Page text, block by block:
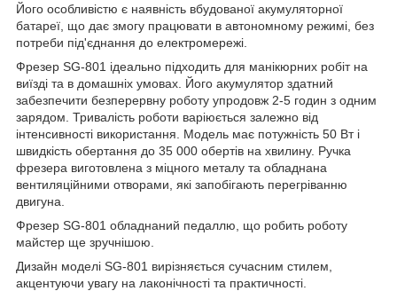
Його особливістю є наявність вбудованої акумуляторної
батареї, що дає змогу працювати в автономному режимі, без
потреби під'єднання до електромережі.
Фрезер SG-801 ідеально підходить для манікюрних робіт на
виїзді та в домашніх умовах. Його акумулятор здатний
забезпечити безперервну роботу упродовж 2-5 годин з одним
зарядом. Тривалість роботи варіюється залежно від
інтенсивності використання. Модель має потужність 50 Вт і
швидкість обертання до 35 000 обертів на хвилину. Ручка
фрезера виготовлена з міцного металу та обладнана
вентиляційними отворами, які запобігають перегріванню
двигуна.
Фрезер SG-801 обладнаний педаллю, що робить роботу
майстер ще зручнішою.
Дизайн моделі SG-801 вирізняється сучасним стилем,
акцентуючи увагу на лаконічності та практичності.